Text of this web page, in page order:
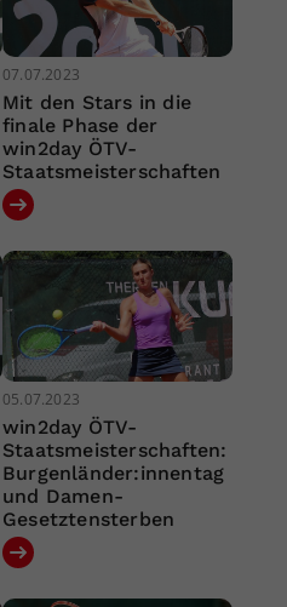
07.07.2023
Mit den Stars in die
finale Phase der
win2day ÖTV-
Staatsmeisterschaften
05.07.2023
win2day ÖTV-
Staatsmeisterschaften:
Burgenländer:innentag
und Damen-
Gesetztensterben